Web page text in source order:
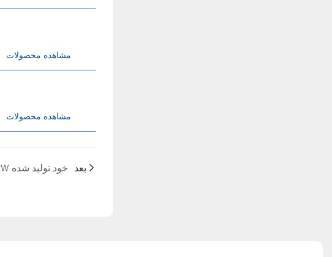
مشاهده محصولات
مشاهده محصولات
سیستم انرژی خورشیدی 11kW خود تولید شده بعد